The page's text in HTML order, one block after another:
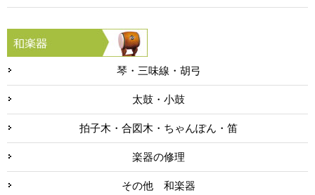
琴・三味線・胡弓
太鼓・小鼓
拍子木・合図木・ちゃんぽん・笛
楽器の修理
その他 和楽器